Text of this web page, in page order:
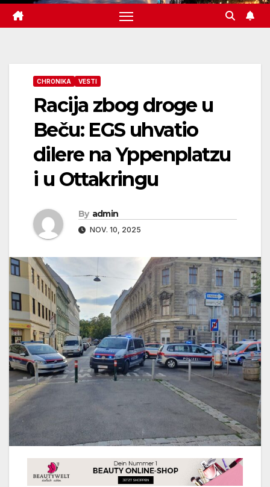
CHRONIKA VESTI
Racija zbog droge u
Beču: EGS uhvatio
dilere na Yppenplatzu
i u Ottakringu
By admin
NOV. 10, 2025